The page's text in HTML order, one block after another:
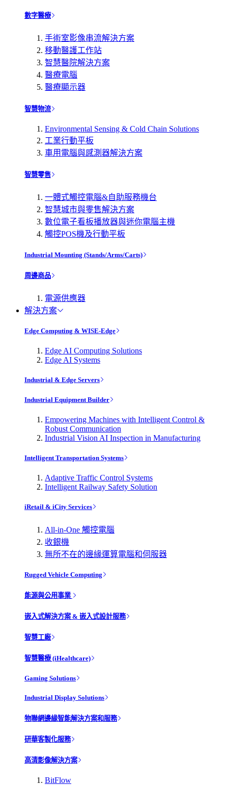
數字醫療
手術室影像串流解決方案
移動醫護工作站
智慧醫院解決方案
醫療電腦
醫療顯示器
智慧物流
Environmental Sensing & Cold Chain Solutions
工業行動平板
車用電腦與感測器解決方案
智慧零售
一體式觸控電腦&自助服務機台
智慧城市與零售解決方案
數位電子看板播放器與迷你電腦主機
觸控POS機及行動平板
Industrial Mounting (Stands/Arms/Carts)
周邊商品
電源供應器
解決方案
Edge Computing & WISE-Edge
Edge AI Computing Solutions
Edge AI Systems
Industrial & Edge Servers
Industrial Equipment Builder
Empowering Machines with Intelligent Control &
Robust Communication
Industrial Vision AI Inspection in Manufacturing
Intelligent Transportation Systems
Adaptive Traffic Control Systems
Intelligent Railway Safety Solution
iRetail & iCity Services
All-in-One 觸控電腦
收銀機
無所不在的邊緣運算電腦和伺服器
Rugged Vehicle Computing
能源與公用事業
嵌入式解決方案 & 嵌入式設計服務
智慧工廠
智慧醫療 (iHealthcare)
Gaming Solutions
Industrial Display Solutions
物聯網邊緣智能解決方案和服務
研華客製化服務
高清影像解決方案
BitFlow